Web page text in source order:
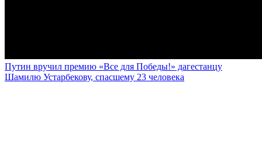
Путин вручил премию «Все для Победы!» дагестанцу
Шамилю Устарбекову, спасшему 23 человека